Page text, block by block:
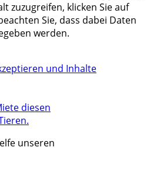
zuzugreifen, klicken Sie auf
Sie, dass dabei Daten
werden.
und Inhalte
unseren